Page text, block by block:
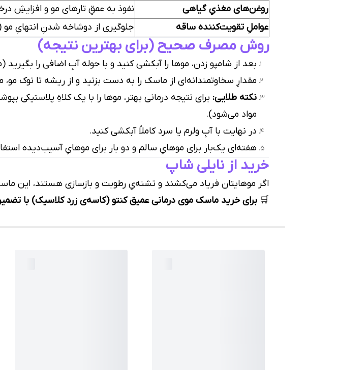
روغن‌های مغذیِ گیاهی
نفوذ به عمقِ تارهای مو و افزایشِ
عواملِ تقویت‌کننده ساقه
جلوگیری از دوشاخه شدنِ انتهایِ
روش مصرف صحیح (برای بهترین نتیجه)
بعد از شامپو زدن، موها را آبکشی کنید و با حوله آبِ اضافی را بگیرید
مقدارِ سخاوتمندانه‌ای از ماسک را به دست بزنید و از ریشه تا
نکته طلایی: برای نتیجه درمانی بهتر، موها را با یک کلاهِ پلاستیکی
مواد می‌شود).
در نهایت با آبِ ولرم یا سرد کاملاً آبکشی کنید.
هفته‌ای یک‌بار برای موهایِ سالم و دو بار برای موهایِ آسیب‌دیده
خرید از نایلی شاپ
اگر موهایتان فریاد می‌کشند و تشنه‌یِ رطوبت و بازسازی هستند، این
🛒 برای خرید ماسک موی درمانی عمیق کنتو (کاسه‌ی زرد کلاسیک) با